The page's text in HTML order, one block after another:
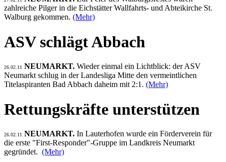
zahlreiche Pilger in die Eichstätter Wallfahrts- und Abteikirche St.
Walburg gekommen. (Mehr)
ASV schlägt Abbach
26.02.11 NEUMARKT. Wieder einmal ein Lichtblick: der ASV
Neumarkt schlug in der Landesliga Mitte den vermeintlichen
Titelaspiranten Bad Abbach daheim mit 2:1. (Mehr)
Rettungskräfte unterstützen
26.02.11 NEUMARKT. In Lauterhofen wurde ein Förderverein für
die erste "First-Responder"-Gruppe im Landkreis Neumarkt
gegründet. (Mehr)